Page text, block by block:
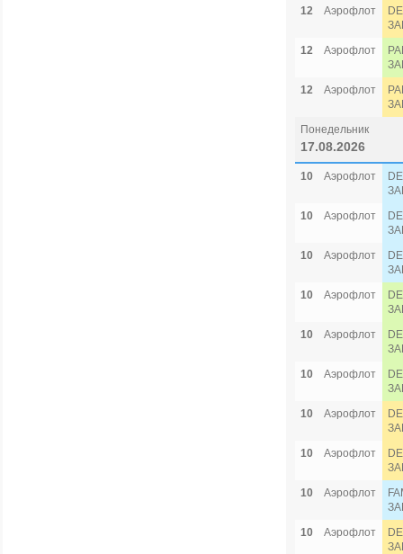
12 Аэрофлот
12
Аэрофлот
12
Аэрофлот
Понедельник
17.08.2026
10 Аэрофлот
10
Аэрофлот
10
Аэрофлот
10
Аэрофлот
10
Аэрофлот
10
Аэрофлот
10
Аэрофлот
10
Аэрофлот
10
Аэрофлот
10
Аэрофлот